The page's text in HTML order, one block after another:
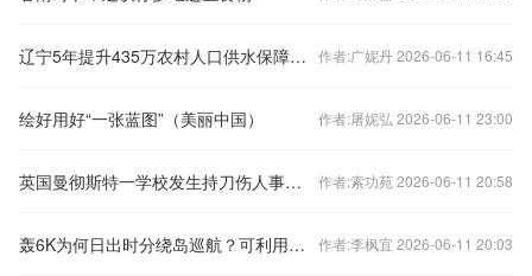
辽宁5年提升435万农村人口供水保障水平 作者:广妮丹 2026-06-11 16:45
绘好用好“一张蓝图”（美丽中国） 作者:屠妮弘 2026-06-11 23:00
英国曼彻斯特一学校发生持刀伤人事件 3人受伤 作者:索功苑 2026-06-11 20:58
轰6K为何日出时分绕岛巡航？可利用逆光，全程占据有利位置 作者:李枫宜 2026-06-11 20:03